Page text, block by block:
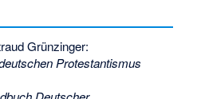
Grünzinger:
Protestantismus